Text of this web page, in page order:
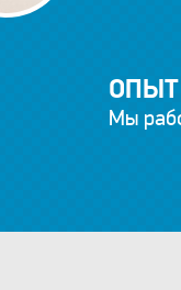
ОПЫТ
Мы